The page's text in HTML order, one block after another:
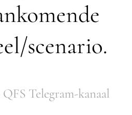
scenario.
Telegram-kanaal